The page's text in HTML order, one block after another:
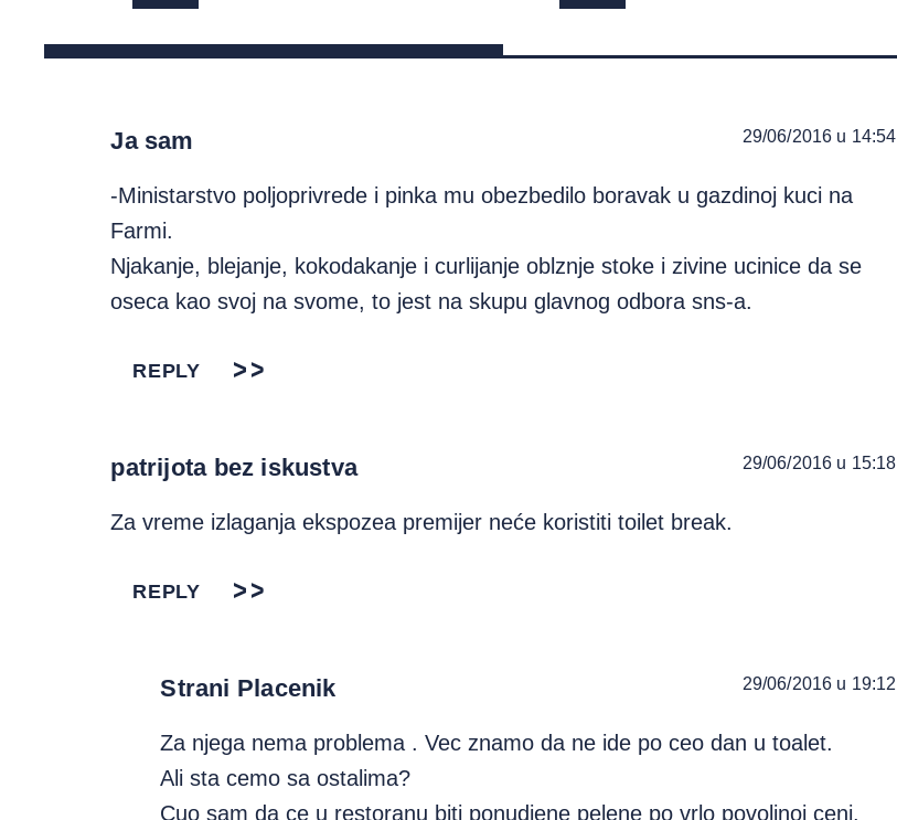
Ja sam 29/06/2016 u 14:54
-Ministarstvo poljoprivrede i pinka mu obezbedilo boravak u gazdinoj kuci na
Farmi.
Njakanje, blejanje, kokodakanje i curlijanje oblznje stoke i zivine ucinice da se
oseca kao svoj na svome, to jest na skupu glavnog odbora sns-a.
REPLY
patrijota bez iskustva 29/06/2016 u 15:18
Za vreme izlaganja ekspozea premijer neće koristiti toilet break.
REPLY
Strani Placenik 29/06/2016 u 19:12
Za njega nema problema . Vec znamo da ne ide po ceo dan u toalet.
Ali sta cemo sa ostalima?
Cuo sam da ce u restoranu biti ponudjene pelene po vrlo povoljnoj ceni.